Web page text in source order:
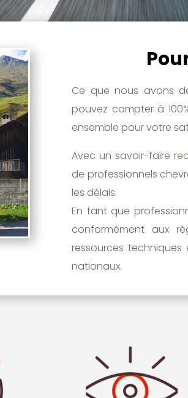
Ce que nous avons
pouvez compter à
ensemble pour votre
Avec un savoir-faire
de professionnels
les délais.
En tant que
conformément aux
ressources
nationaux.